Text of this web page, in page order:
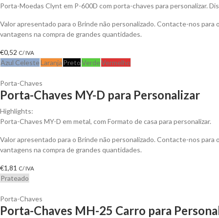
Porta-Moedas Clynt em P-600D com porta-chaves para personalizar.
Valor apresentado para o Brinde não personalizado. Contacte-nos para
vantagens na compra de grandes quantidades.
€0,52 C/ IVA
Azul CelesteLaranja PretoVerdeVermelho
Porta-Chaves
Porta-Chaves MY-D para Personalizar
Highlights:
Porta-Chaves MY-D em metal, com Formato de casa para personalizar.
Valor apresentado para o Brinde não personalizado. Contacte-nos para
vantagens na compra de grandes quantidades.
€1,81 C/ IVA
Prateado
Porta-Chaves
Porta-Chaves MH-25 Carro para